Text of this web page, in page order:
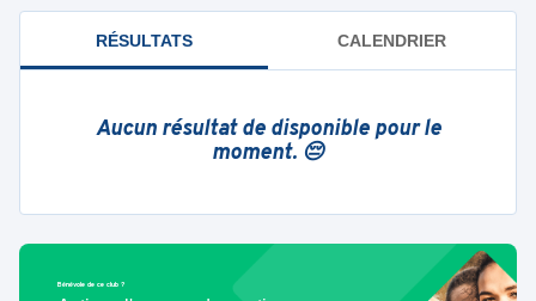
RÉSULTATS CALENDRIER
Aucun résultat de disponible pour le
moment. 😔
Bénévole de ce club ?